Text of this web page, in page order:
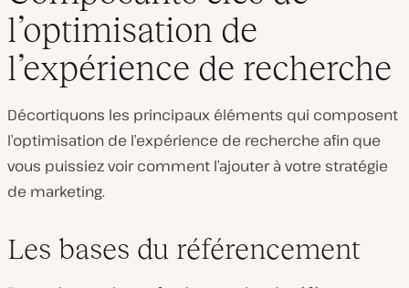
l’optimisation de
l’expérience de recherche
Décortiquons les principaux éléments qui composent
l’optimisation de l’expérience de recherche afin que
vous puissiez voir comment l’ajouter à votre stratégie
de marketing.
Les bases du référencement